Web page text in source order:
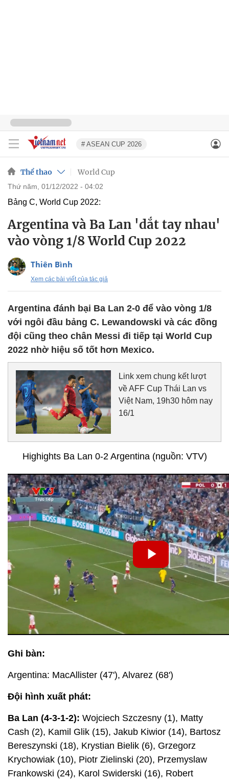
# ASEAN CUP 2026
Thể thao World Cup
thứ năm, 01/12/2022 - 04:02
Bảng C, World Cup 2022:
Argentina và Ba Lan 'dắt tay nhau'
vào vòng 1/8 World Cup 2022
Thiên Bình
Xem các bài viết của tác giả
Argentina đánh bại Ba Lan 2-0 để vào vòng 1/8
với ngôi đầu bảng C. Lewandowski và các đồng
đội cũng theo chân Messi đi tiếp tại World Cup
2022 nhờ hiệu số tốt hơn Mexico.
Link xem chung kết lượt
về AFF Cup Thái Lan vs
Việt Nam, 19h30 hôm nay
16/1
Highights Ba Lan 0-2 Argentina (nguồn: VTV)
Ghi bàn:
Argentina: MacAllister (47'), Alvarez (68')
Đội hình xuất phát:
Ba Lan (4-3-1-2): Wojciech Szczesny (1), Matty
Cash (2), Kamil Glik (15), Jakub Kiwior (14), Bartosz
Bereszynski (18), Krystian Bielik (6), Grzegorz
Krychowiak (10), Piotr Zielinski (20), Przemyslaw
Frankowski (24), Karol Swiderski (16), Robert